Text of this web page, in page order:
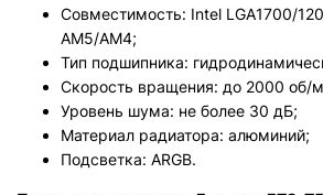
Совместимость: Intel LGA1700/
AM5/AM4;
Тип подшипника:
Скорость вращения: до 2000 об/
Уровень шума: не более 30 дБ;
Материал радиатора: алюминий;
Подсветка: ARGB.